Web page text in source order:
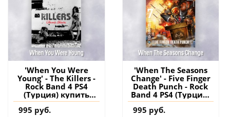
'When You Were
Young' - The Killers -
Rock Band 4 PS4
(Турция) купить
дополнение на
аккаунт
995 руб.
'When The Seasons
Change' - Five Finger
Death Punch - Rock
Band 4 PS4 (Турция)
купить дополнение
на аккаунт
995 руб.